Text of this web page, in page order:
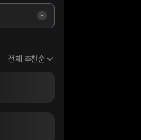
전체 추천순